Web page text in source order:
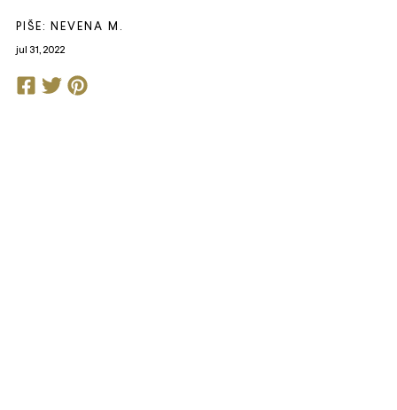
PIŠE: NEVENA M.
jul 31, 2022